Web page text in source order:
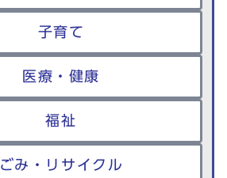
子育て
医療・健康
福祉
ごみ・リサイクル